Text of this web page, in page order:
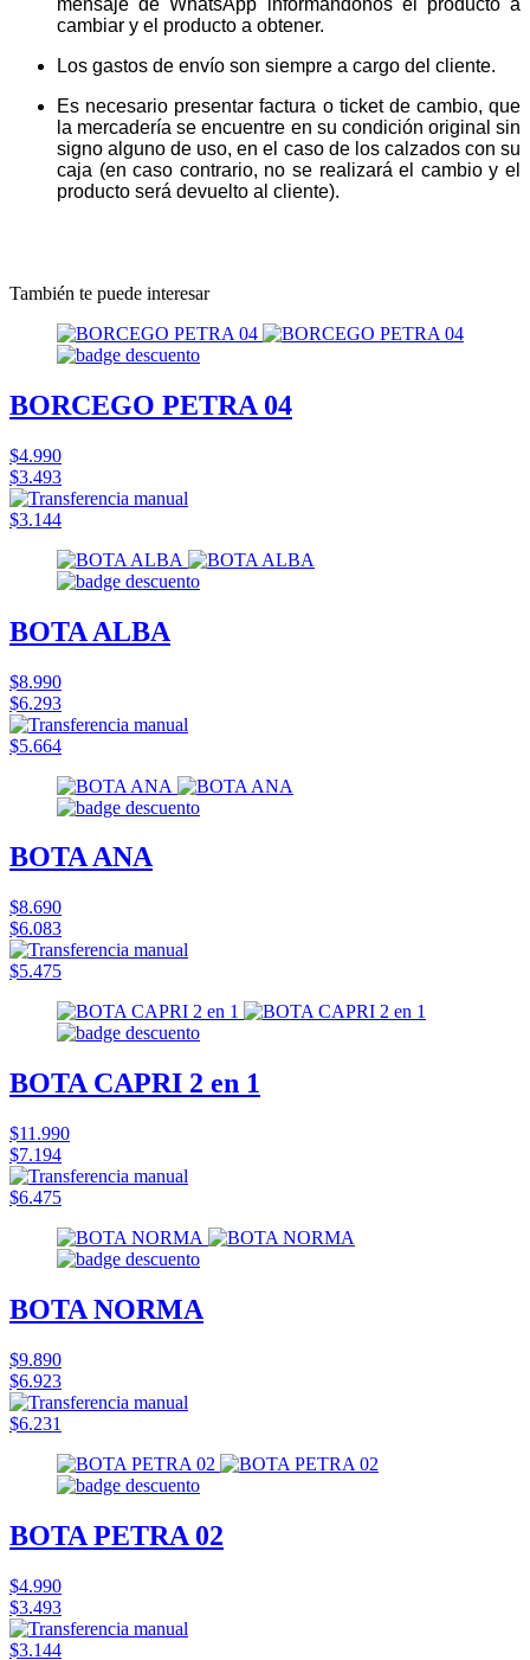
cambiar y el producto a obtener.
Los gastos de envío son siempre a cargo del cliente.
Es necesario presentar factura o ticket de cambio, que
la mercadería se encuentre en su condición original sin
signo alguno de uso, en el caso de los calzados con su
caja (en caso contrario, no se realizará el cambio y el
producto será devuelto al cliente).
También te puede interesar
BORCEGO PETRA 04
$4.990
$3.493
$3.144
BOTA ALBA
$8.990
$6.293
$5.664
BOTA ANA
$8.690
$6.083
$5.475
BOTA CAPRI 2 en 1
$11.990
$7.194
$6.475
BOTA NORMA
$9.890
$6.923
$6.231
BOTA PETRA 02
$4.990
$3.493
$3.144